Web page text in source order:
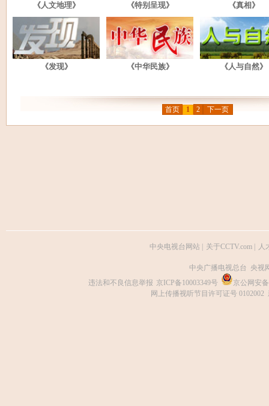
《人文地理》 《特别呈现》 《真相》
《发现》 《中华民族》 《人与自然》
首页 1 2 下一页
中央电视台网站 关于CCTV.com 人
中央广播电视总台 央视
违法和不良信息举报 京ICP备10003349号
京公网安
网上传播视听节目许可证号 0102002